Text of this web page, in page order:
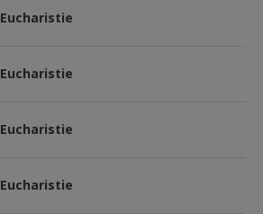
Eucharistie
Eucharistie
Eucharistie
Eucharistie